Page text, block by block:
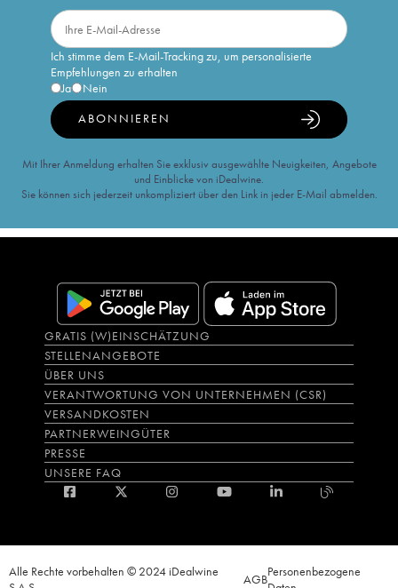
Ich stimme dem E-Mail-Tracking zu, um personalisierte
Empfehlungen zu erhalten
Ja
Nein
ABONNIEREN
Mit Ihrer Anmeldung erhalten Sie exklusiv ausgewählte Neuigkeiten, Angebote
und Einblicke von iDealwine.
Sie können sich jederzeit unkompliziert über den Link in jeder E-Mail abmelden.
GRATIS (W)EINSCHÄTZUNG
STELLENANGEBOTE
ÜBER UNS
VERANTWORTUNG VON UNTERNEHMEN (CSR)
VERSANDKOSTEN
PARTNERWEINGÜTER
PRESSE
UNSERE FAQ
Alle Rechte vorbehalten © 2024 iDealwine
AGBPersonenbezogene